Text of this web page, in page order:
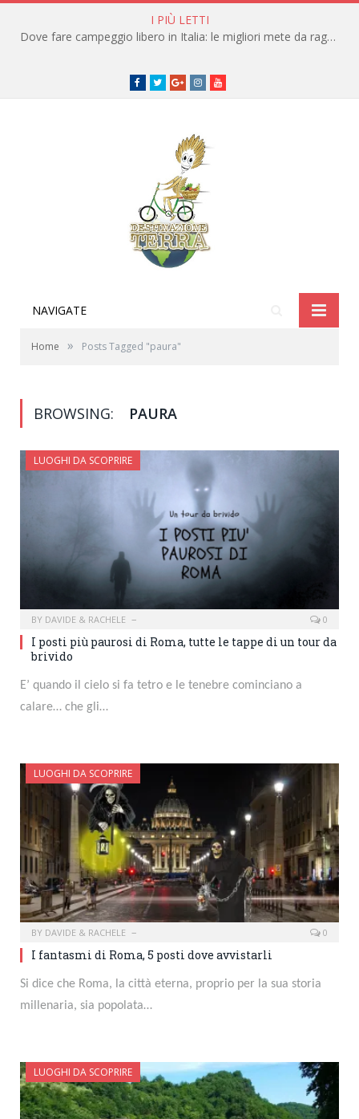
I PIÙ LETTI
Dove fare campeggio libero in Italia: le migliori mete da raggiungere in traghetto
Facebook
TwitterGoogle+instagramyoutube
NAVIGATE
Home » Posts Tagged "paura"
BROWSING: PAURA
LUOGHI DA SCOPRIRE
BY DAVIDE & RACHELE 0
I posti più paurosi di Roma, tutte le tappe di un tour da
brivido
E’ quando il cielo si fa tetro e le tenebre cominciano a
calare… che gli…
LUOGHI DA SCOPRIRE
BY DAVIDE & RACHELE 0
I fantasmi di Roma, 5 posti dove avvistarli
Si dice che Roma, la città eterna, proprio per la sua storia
millenaria, sia popolata…
LUOGHI DA SCOPRIRE